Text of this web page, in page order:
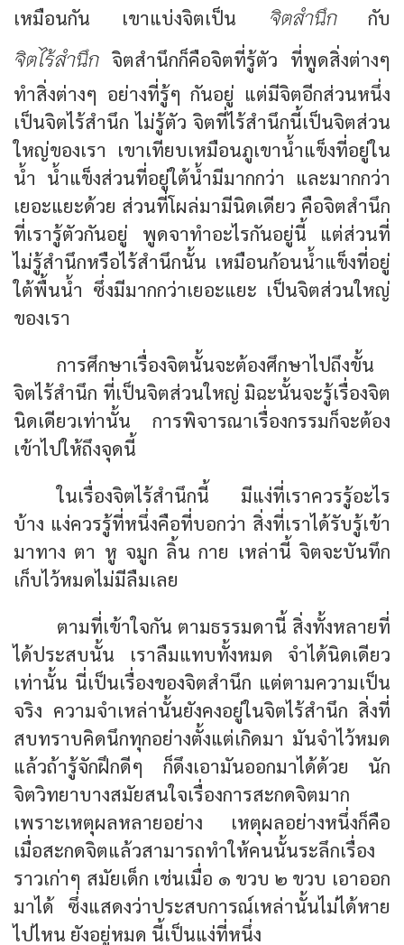
เหมือนกัน เขาแบ่งจิตเป็น จิตสำนึกกับ
จิตไร้สำนึกจิตสำนึกก็คือจิตที่รู้ตัว ที่พูดสิ่งต่างๆ
ทำสิ่งต่างๆ อย่างที่รู้ๆ กันอยู่ แต่มีจิตอีกส่วนหนึ่ง
เป็นจิตไร้สำนึก ไม่รู้ตัว จิตที่ไร้สำนึกนี้เป็นจิตส่วน
ใหญ่ของเรา เขาเทียบเหมือนภูเขาน้ำแข็งที่อยู่ใน
น้ำ น้ำแข็งส่วนที่อยู่ใต้น้ำมีมากกว่า และมากกว่า
เยอะแยะด้วย ส่วนที่โผล่มามีนิดเดียว คือจิตสำนึก
ที่เรารู้ตัวกันอยู่ พูดจาทำอะไรกันอยู่นี้ แต่ส่วนที่
ไม่รู้สำนึกหรือไร้สำนึกนั้น เหมือนก้อนน้ำแข็งที่อยู่
ใต้พื้นน้ำ ซึ่งมีมากกว่าเยอะแยะ เป็นจิตส่วนใหญ่
ของเรา
การศึกษาเรื่องจิตนั้นจะต้องศึกษาไปถึงขั้น
จิตไร้สำนึก ที่เป็นจิตส่วนใหญ่ มิฉะนั้นจะรู้เรื่องจิต
นิดเดียวเท่านั้น การพิจารณาเรื่องกรรมก็จะต้อง
เข้าไปให้ถึงจุดนี้
ในเรื่องจิตไร้สำนึกนี้ มีแง่ที่เราควรรู้อะไร
บ้าง แง่ควรรู้ที่หนึ่งคือที่บอกว่า สิ่งที่เราได้รับรู้เข้า
มาทาง ตา หู จมูก ลิ้น กาย เหล่านี้ จิตจะบันทึก
เก็บไว้หมดไม่มีลืมเลย
ตามที่เข้าใจกัน ตามธรรมดานี้ สิ่งทั้งหลายที่
ได้ประสบนั้น เราลืมแทบทั้งหมด จำได้นิดเดียว
เท่านั้น นี่เป็นเรื่องของจิตสำนึก แต่ตามความเป็น
จริง ความจำเหล่านั้นยังคงอยู่ในจิตไร้สำนึก สิ่งที่
สบทราบคิดนึกทุกอย่างตั้งแต่เกิดมา มันจำไว้หมด
แล้วถ้ารู้จักฝึกดีๆ ก็ดึงเอามันออกมาได้ด้วย นัก
จิตวิทยาบางสมัยสนใจเรื่องการสะกดจิตมาก
เพราะเหตุผลหลายอย่าง เหตุผลอย่างหนึ่งก็คือ
เมื่อสะกดจิตแล้วสามารถทำให้คนนั้นระลึกเรื่อง
ราวเก่าๆ สมัยเด็ก เช่นเมื่อ ๑ ขวบ ๒ ขวบ เอาออก
มาได้ ซึ่งแสดงว่าประสบการณ์เหล่านั้นไม่ได้หาย
ไปไหน ยังอยู่หมด นี้เป็นแง่ที่หนึ่ง